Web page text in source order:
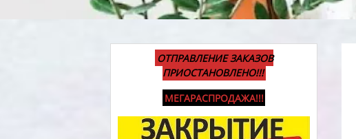
ОТПРАВЛЕНИЕ ЗАКАЗОВ
ПРИОСТАНОВЛЕНО!!!
МЕГАРАСПРОДАЖА!!!